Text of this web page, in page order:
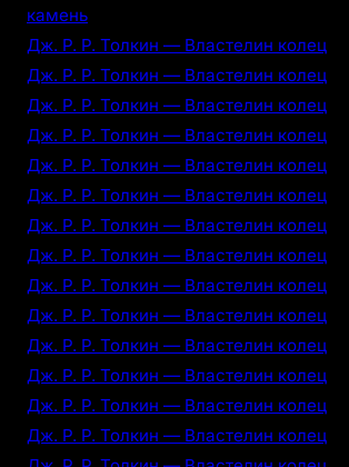
камень
Дж. Р. Р. Толкин — Властелин колец
Дж. Р. Р. Толкин — Властелин колец
Дж. Р. Р. Толкин — Властелин колец
Дж. Р. Р. Толкин — Властелин колец
Дж. Р. Р. Толкин — Властелин колец
Дж. Р. Р. Толкин — Властелин колец
Дж. Р. Р. Толкин — Властелин колец
Дж. Р. Р. Толкин — Властелин колец
Дж. Р. Р. Толкин — Властелин колец
Дж. Р. Р. Толкин — Властелин колец
Дж. Р. Р. Толкин — Властелин колец
Дж. Р. Р. Толкин — Властелин колец
Дж. Р. Р. Толкин — Властелин колец
Дж. Р. Р. Толкин — Властелин колец